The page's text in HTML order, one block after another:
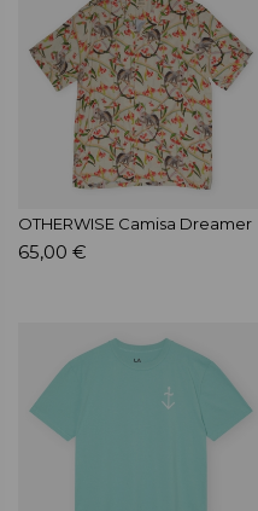
OTHERWISE Camisa Dreamer
65,00 €